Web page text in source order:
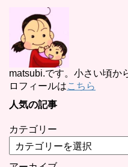
matsubi.です。小さい頃か
ロフィールはこちら
人気の記事
カテゴリー